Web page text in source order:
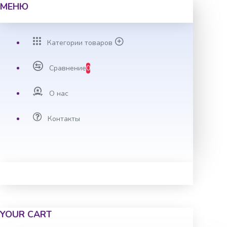
МЕНЮ
Категории товаров
Сравнение0
О нас
Контакты
YOUR CART